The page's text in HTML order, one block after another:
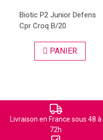
Biotic P2 Junior Defens
Cpr Croq B/20
PANIER
Livraison en France sous 48 à
72h